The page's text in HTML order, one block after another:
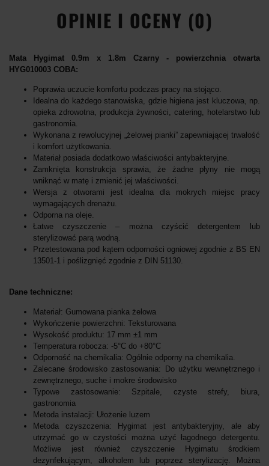
OPINIE I OCENY (0)
Mata Hygimat 0.9m x 1.8m Czarny - powierzchnia otwarta
HYG010003 COBA:
Poprawia uczucie komfortu podczas pracy na stojąco.
Idealna do każdego stanowiska, gdzie higiena jest kluczowa, np.
opieka zdrowotna, produkcja żywności, catering, hotelarstwo lub
gastronomia.
Wykonana z rewolucyjnej „żelowej pianki” zapewniającej trwałość
i komfort użytkowania.
Materiał posiada dodatkowo właściwości antybakteryjne.
Zamknięta konstrukcja sprawia, że żadne płyny nie mogą
wniknąć w matę i zmienić jej właściwości.
Wersja z otworami jest idealna dla mokrych miejsc pracy
wymagających drenażu.
Odporna na oleje.
Łatwe czyszczenie – można czyścić detergentem lub
sterylizować parą wodną.
Przetestowana pod kątem odporności ogniowej zgodnie z BS EN
13501-1 i poślizgnięć zgodnie z DIN 51130.
Dane techniczne:
Materiał: Gumowana pianka żelowa
Wykończenie powierzchni: Teksturowana
Wysokość produktu: 17 mm ±1 mm
Temperatura robocza: -5°C do +80°C
Odporność na chemikalia: Ogólnie odporny na chemikalia.
Zalecane środowisko zastosowania: Do użytku wewnętrznego i
zewnętrznego, suche i mokre środowisko
Typowe zastosowanie: Szpitale, czyste strefy, biura,
gastronomia
Metoda instalacji: Ułożenie luzem
Metoda czyszczenia: Hygimat jest antybakteryjny, ale aby
utrzymać go w czystości można użyć łagodnego detergentu.
Możliwe jest również czyszczenie Hygimatu środkiem
dezynfekującym, alkoholem lub poprzez sterylizację. Można